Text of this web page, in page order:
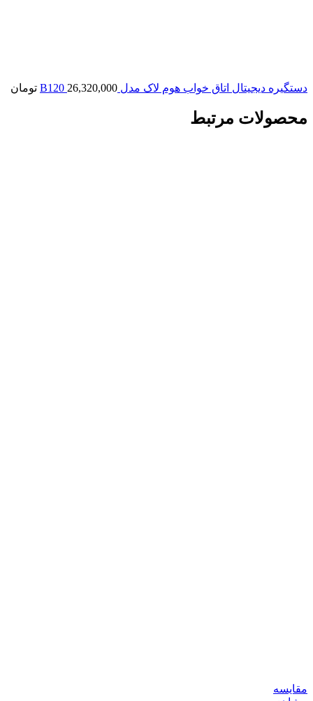
دستگیره دیجیتال اتاق خواب هوم لاک مدل B120 26,320,000 تومان
محصولات مرتبط
مقایسه